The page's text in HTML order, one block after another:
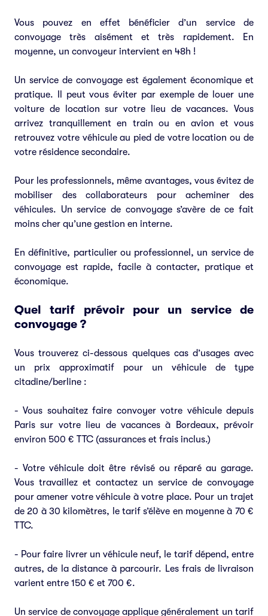
Vous pouvez en effet bénéficier d’un service de
convoyage très aisément et très rapidement. En
moyenne, un convoyeur intervient en 48h !
Un service de convoyage est également économique et
pratique. Il peut vous éviter par exemple de louer une
voiture de location sur votre lieu de vacances. Vous
arrivez tranquillement en train ou en avion et vous
retrouvez votre véhicule au pied de votre location ou de
votre résidence secondaire.
Pour les professionnels, même avantages, vous évitez de
mobiliser des collaborateurs pour acheminer des
véhicules. Un service de convoyage s’avère de ce fait
moins cher qu’une gestion en interne.
En définitive, particulier ou professionnel, un service de
convoyage est rapide, facile à contacter, pratique et
économique.
Quel tarif prévoir pour un service de
convoyage ?
Vous trouverez ci-dessous quelques cas d’usages avec
un prix approximatif pour un véhicule de type
citadine/berline :
- Vous souhaitez faire convoyer votre véhicule depuis
Paris sur votre lieu de vacances à Bordeaux, prévoir
environ 500 € TTC (assurances et frais inclus.)
- Votre véhicule doit être révisé ou réparé au garage.
Vous travaillez et contactez un service de convoyage
pour amener votre véhicule à votre place. Pour un trajet
de 20 à 30 kilomètres, le tarif s’élève en moyenne à 70 €
TTC.
- Pour faire livrer un véhicule neuf, le tarif dépend, entre
autres, de la distance à parcourir. Les frais de livraison
varient entre 150 € et 700 €.
Un service de convoyage applique généralement un tarif